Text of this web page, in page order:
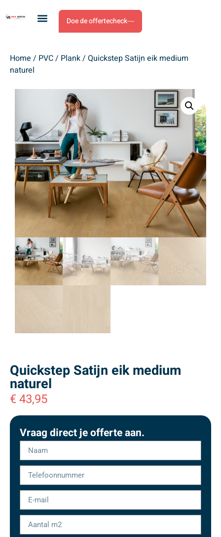
Doe de offertecheck
Home / PVC/ Plank/ Quickstep Satijn eik medium
naturel
Quickstep Satijn eik medium
naturel
€43,95
Vraag direct je offerte aan.